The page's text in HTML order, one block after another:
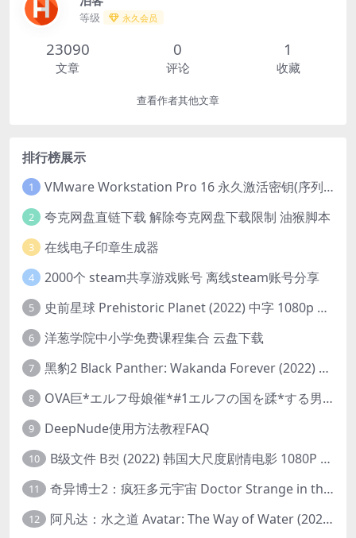
等级 永久会员
23090
文章
0
评论
1
收藏
查看作者其他文章
排行榜展示
1 VMware Workstation Pro 16 永久激活密钥(序列号)
2 夸克网盘直链下载 解除夸克网盘下载限制 油猴脚本
3 在线电子印章生成器
4 2000个 steam共享游戏账号 离线steam账号分享
5 史前星球 Prehistoric Planet (2022) 中字 1080p 高清 阿里云盘 2022.5.27已更新全集
6 洋葱学院中小学免费课程集合 云盘下载
7 黑豹2 Black Panther: Wakanda Forever (2022) 高清版
8 OVA巨*エルフ母娘催*#1エルフの国を蹂*する男。汚された女王と姫
9 DeepNude使用方法教程FAQ
10 B级文件 B컷 (2022) 韩国大尺度剧情电影 1080P 中字
11 奇异博士2：疯狂多元宇宙 Doctor Strange in the Multiverse of Madness (2022) 高清版1080p
12 阿凡达：水之道 Avatar: The Way of Water (2022) 1080p 2k 4k 中文字幕